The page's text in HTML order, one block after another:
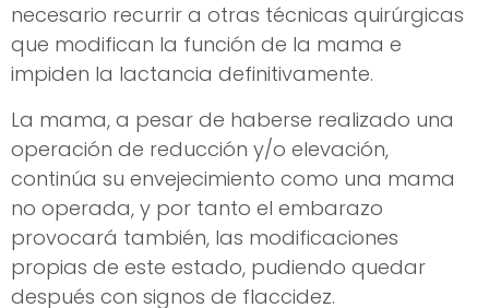
necesario recurrir a otras técnicas quirúrgicas
que modifican la función de la mama e
impiden la lactancia definitivamente.
La mama, a pesar de haberse realizado una
operación de reducción y/o elevación,
continúa su envejecimiento como una mama
no operada, y por tanto el embarazo
provocará también, las modificaciones
propias de este estado, pudiendo quedar
después con signos de flaccidez.